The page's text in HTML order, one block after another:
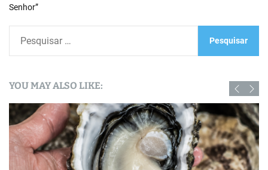
Senhor”
u
i
s
a
r
YOU MAY ALSO LIKE: